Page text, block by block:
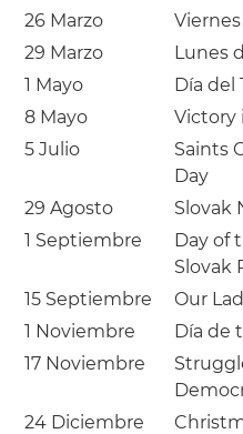
26 Marzo
29 Marzo
Lunes
1 Mayo
Día del
8 Mayo
Victory
5 Julio
Saints
Day
29 Agosto
Slovak
1 Septiembre
Day of
Slovak
15 Septiembre
Our
1 Noviembre
Día de
17 Noviembre
24 Diciembre